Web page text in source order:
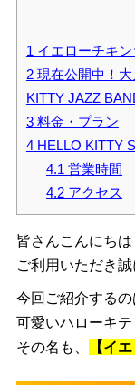
1 イエローチキン
2現在公開中！
KITTY JAZZ
3料金・プラン
4HELLO KITTY
4.1 営業時間
4.2 アクセス
皆さんこんにち
ご利用いただき
今回ご紹介する
可愛いハローキテ
その名も、
【イ